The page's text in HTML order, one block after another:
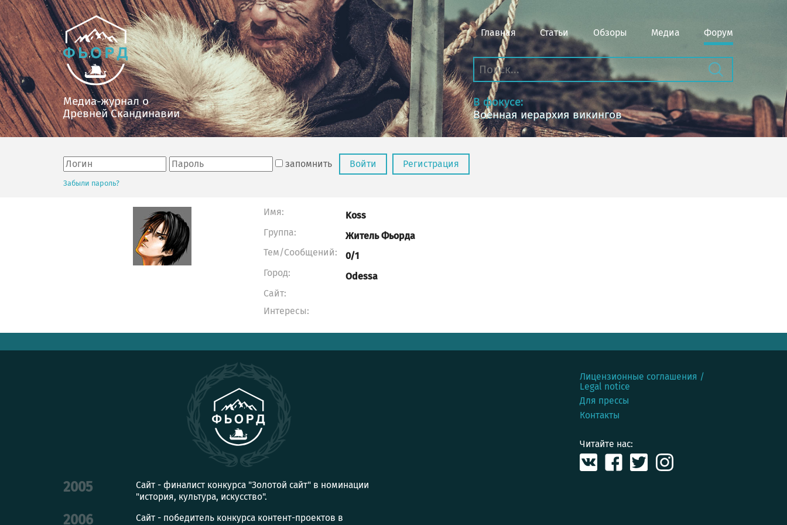
Медиа-журнал о
Древней Скандинавии
Главная Статьи Обзоры Медиа Форум
В фокусе:
Военная иерархия викингов
запомнить Войти Регистрация
Забыли пароль?
Имя: Koss
Группа: Житель Фьорда
Тем/Сообщений: 0/1
Город: Odessa
Сайт:
Интересы:
2005
Сайт - финалист конкурса "Золотой сайт" в номинации
"история, культура, искусство".
2006
Сайт - победитель конкурса контент-проектов в
Лицензионные соглашения /
Legal notice
Для прессы
Контакты
Читайте нас: